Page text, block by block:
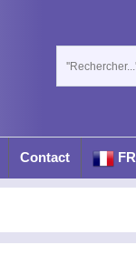
Contact FR